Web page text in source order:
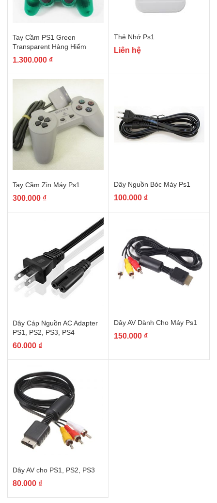
Tay Cầm PS1 Green
Transparent Hàng Hiếm
1.300.000 ₫
Thẻ Nhớ Ps1
Liên hệ
Tay Cầm Zin Máy Ps1
300.000 ₫
Dây Nguồn Bóc Máy Ps1
100.000 ₫
Dây Cáp Nguồn AC Adapter
PS1, PS2, PS3, PS4
60.000 ₫
Dây AV Dành Cho Máy Ps1
150.000 ₫
Dây AV cho PS1, PS2, PS3
80.000 ₫